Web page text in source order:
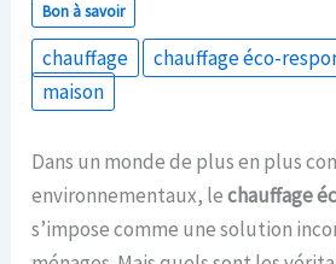
Bon à savoir
chauffage chauffage éco-
maison
Dans un monde de plus en plus
environnementaux, lechauffage
s’impose comme une solution